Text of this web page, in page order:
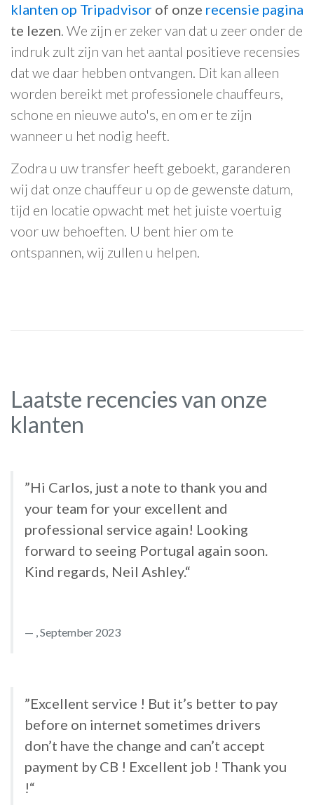
klanten op Tripadvisor of onze recensie pagina
te lezen. We zijn er zeker van dat u zeer onder de
indruk zult zijn van het aantal positieve recensies
dat we daar hebben ontvangen. Dit kan alleen
worden bereikt met professionele chauffeurs,
schone en nieuwe auto's, en om er te zijn
wanneer u het nodig heeft.
Zodra u uw transfer heeft geboekt, garanderen
wij dat onze chauffeur u op de gewenste datum,
tijd en locatie opwacht met het juiste voertuig
voor uw behoeften. U bent hier om te
ontspannen, wij zullen u helpen.
Laatste recencies van onze
klanten
”Hi Carlos, just a note to thank you and
your team for your excellent and
professional service again! Looking
forward to seeing Portugal again soon.
Kind regards, Neil Ashley.“
, September 2023
”Excellent service ! But it’s better to pay
before on internet sometimes drivers
don’t have the change and can’t accept
payment by CB ! Excellent job ! Thank you
!“